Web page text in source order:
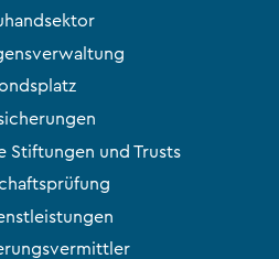
Stiftungen und Trusts